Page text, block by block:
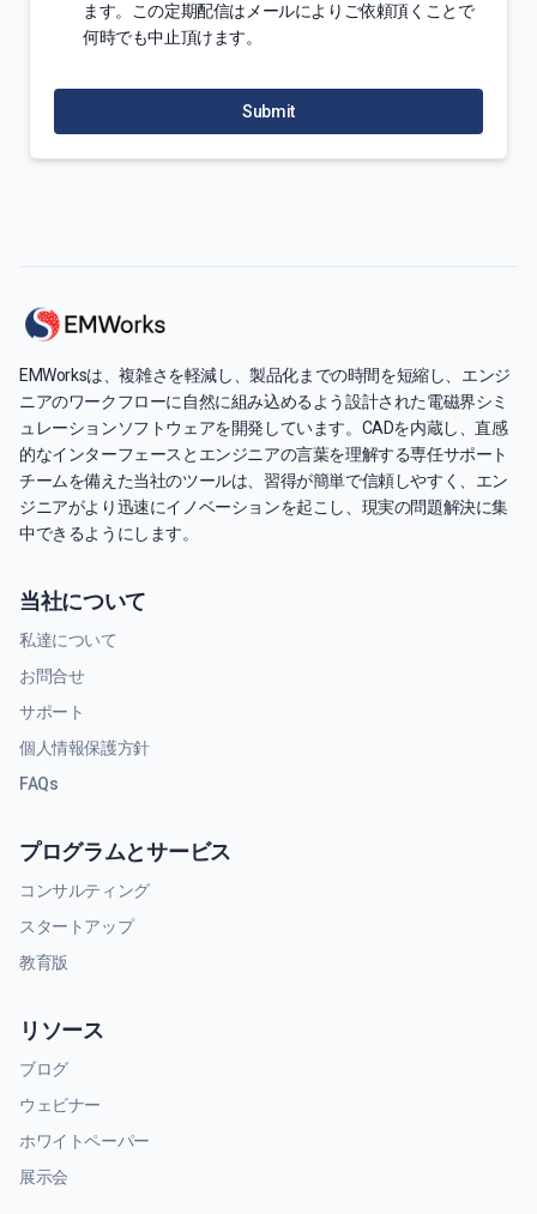
ます。この定期配信はメールによりご依頼頂くことで
何時でも中止頂けます。
Submit
EMWorksは、複雑さを軽減し、製品化までの時間を短縮し、エンジ
ニアのワークフローに自然に組み込めるよう設計された電磁界シミ
ュレーションソフトウェアを開発しています。CADを内蔵し、直感
的なインターフェースとエンジニアの言葉を理解する専任サポート
チームを備えた当社のツールは、習得が簡単で信頼しやすく、エン
ジニアがより迅速にイノベーションを起こし、現実の問題解決に集
中できるようにします。
当社について
私達について
お問合せ
サポート
個人情報保護方針
FAQs
プログラムとサービス
コンサルティング
スタートアップ
教育版
リソース
ブログ
ウェビナー
ホワイトペーパー
展示会